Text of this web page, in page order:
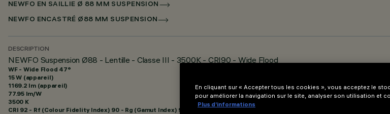
NEWFO EN SAILLIE Ø 88 MM SUSPENSION
NEWFO ENCASTRÉ Ø88 MM SUSPENSION
DESCRIPTION
NEWFO Suspension Ø88 - Lentille - Classe III - 3500K - CRI90 - Wide Flood
WF - Wide Flood 47°
15 W (appareil)
1169.2 lm (appareil)
77.95 lm/W
3500 K
CRI 92 - Rf (Colour Fidelity Index) 90 - Rg (Gamut Index) 98
En cliquant sur « Accepter tous les cookies », vous acceptez le
pour améliorer la navigation sur le site, analyser son utilisation et
Plus d’informations